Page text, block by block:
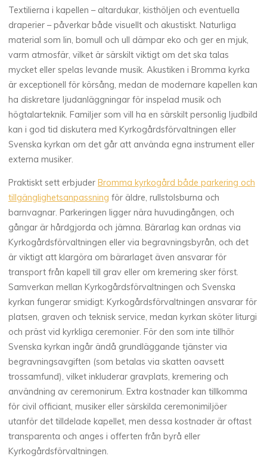
Textilierna i kapellen – altardukar, kisthöljen och eventuella
draperier – påverkar både visuellt och akustiskt. Naturliga
material som lin, bomull och ull dämpar eko och ger en mjuk,
varm atmosfär, vilket är särskilt viktigt om det ska talas
mycket eller spelas levande musik. Akustiken i Bromma kyrka
är exceptionell för körsång, medan de modernare kapellen kan
ha diskretare ljudanläggningar för inspelad musik och
högtalarteknik. Familjer som vill ha en särskilt personlig ljudbild
kan i god tid diskutera med Kyrkogårdsförvaltningen eller
Svenska kyrkan om det går att använda egna instrument eller
externa musiker.
Praktiskt sett erbjuder Bromma kyrkogård både parkering och
tillgänglighetsanpassning för äldre, rullstolsburna och
barnvagnar. Parkeringen ligger nära huvudingången, och
gångar är hårdgjorda och jämna. Bärarlag kan ordnas via
Kyrkogårdsförvaltningen eller via begravningsbyrån, och det
är viktigt att klargöra om bärarlaget även ansvarar för
transport från kapell till grav eller om kremering sker först.
Samverkan mellan Kyrkogårdsförvaltningen och Svenska
kyrkan fungerar smidigt: Kyrkogårdsförvaltningen ansvarar för
platsen, graven och teknisk service, medan kyrkan sköter liturgi
och präst vid kyrkliga ceremonier. För den som inte tillhör
Svenska kyrkan ingår ändå grundläggande tjänster via
begravningsavgiften (som betalas via skatten oavsett
trossamfund), vilket inkluderar gravplats, kremering och
användning av ceremonirum. Extra kostnader kan tillkomma
för civil officiant, musiker eller särskilda ceremonimiljöer
utanför det tilldelade kapellet, men dessa kostnader är oftast
transparenta och anges i offerten från byrå eller
Kyrkogårdsförvaltningen.